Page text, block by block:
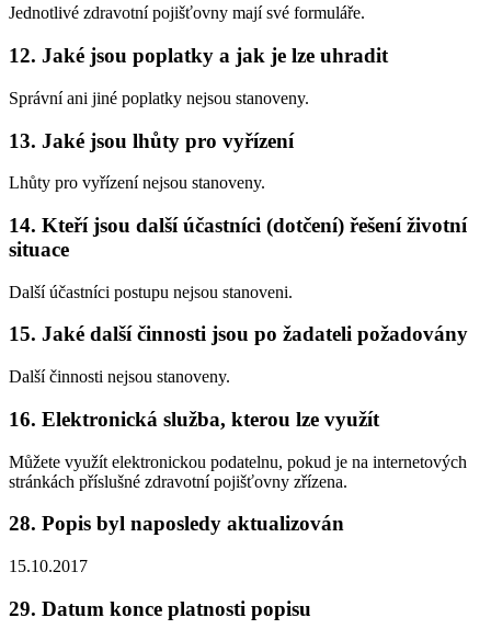
Jednotlivé zdravotní pojišťovny mají své formuláře.
12. Jaké jsou poplatky a jak je lze uhradit
Správní ani jiné poplatky nejsou stanoveny.
13. Jaké jsou lhůty pro vyřízení
Lhůty pro vyřízení nejsou stanoveny.
14. Kteří jsou další účastníci (dotčení) řešení životní
situace
Další účastníci postupu nejsou stanoveni.
15. Jaké další činnosti jsou po žadateli požadovány
Další činnosti nejsou stanoveny.
16. Elektronická služba, kterou lze využít
Můžete využít elektronickou podatelnu, pokud je na internetových
stránkách příslušné zdravotní pojišťovny zřízena.
28. Popis byl naposledy aktualizován
15.10.2017
29. Datum konce platnosti popisu